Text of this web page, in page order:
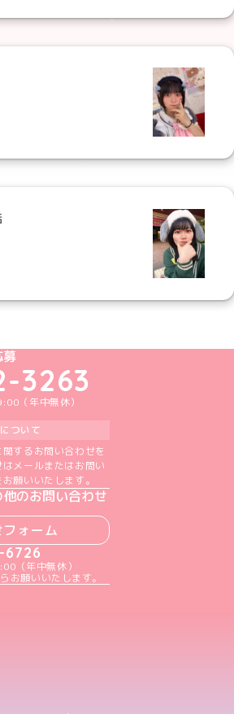
どりーみんTikTok公式アカウント
めいどりーみんX公式アカウント
めいどりーみんInstagram公式アカウント
めいどりーみんFacebook公式アカウン
めいどりーみんYouTube公式アカ
3263
（年中無休）
ついて
するお問い合わせを
メールまたはお問い
願いいたします。
のお問い合わせ
ォーム
（年中無休）
お願いいたします。